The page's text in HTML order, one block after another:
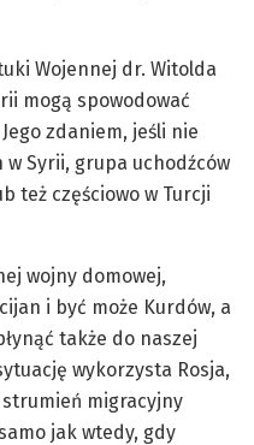
Wojennej dr. Witolda
mogą spowodować
zdaniem, jeśli nie
Syrii, grupa uchodźców
też częściowo w Turcji
wojny domowej,
i być może Kurdów, a
także do naszej
wykorzysta Rosja,
migracyjny
jak wtedy, gdy